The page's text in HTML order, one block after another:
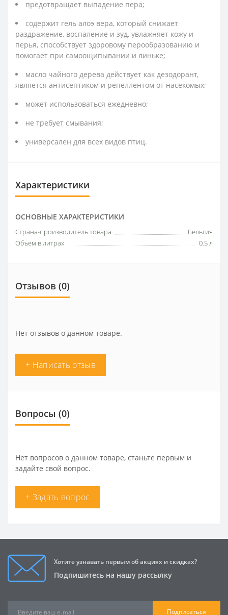
предотвращает выпадение пера;
содержит гель алоэ вера, который снижает
раздражение, воспаление и зуд, увлажняет кожу и
перья, способствует здоровому перообразованию и
помогает при самоощипывании и линьке;
масло чайного дерева действует как дезодорант,
является антисептиком и репеллентом от насекомых;
может использоваться ежедневно;
не требует смывания;
универсален для всех видов птиц.
Характеристики
ОСНОВНЫЕ ХАРАКТЕРИСТИКИ
Страна-производитель товара
Бельгия
Объем в литрах
0.5 л
Отзывов (0)
Нет отзывов о данном товаре.
+ Написать отзыв
Вопросы (0)
Нет вопросов о данном товаре, станьте первым и
задайте свой вопрос.
+ Задать вопрос
Хотите узнавать первым об акциях и скидках?
Подпишитесь на нашу рассылку
Подписаться